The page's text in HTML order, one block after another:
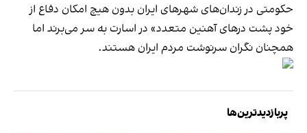
حکومتی در زندان‌های شهرهای ایران بدون هیچ امکان دفاع از
خود پشت درهای آهنین متعدد» در اسارت به سر می‌برند اما
همچنان نگران سرنوشت مردم ایران هستند.
پربازدیدترین‌ها